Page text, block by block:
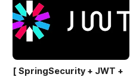
[ SpringSecurity + JWT +